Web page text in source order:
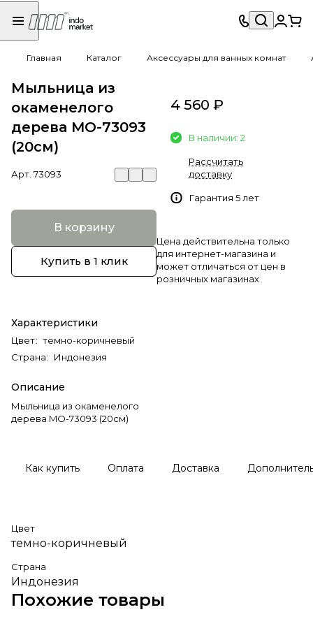
Главная Каталог Аксессуары для ванных комнат
Мыльница из
окаменелого
дерева MO-73093
(20см)
Арт. 73093
В корзину
Купить в 1 клик
Характеристики
Цвет: темно-коричневый
Страна: Индонезия
Описание
Мыльница из окаменелого
дерева MO-73093 (20см)
4 560 ₽
В наличии: 2
Рассчитать
доставку
Гарантия 5 лет
Цена действительна только
для интернет-магазина и
может отличаться от цен в
розничных магазинах
Как купить Оплата Доставка
Цвет
темно-коричневый
Страна
Индонезия
Похожие товары